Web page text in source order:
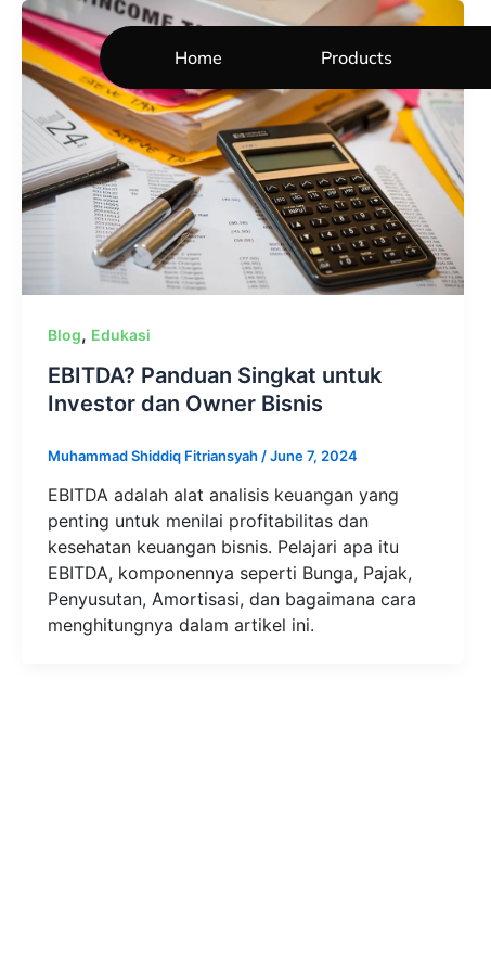
Skip
content
Home Products
Blog, Edukasi
EBITDA? Panduan Singkat untuk
Investor dan Owner Bisnis
Muhammad Shiddiq Fitriansyah /June 7, 2024
EBITDA adalah alat analisis keuangan yang
penting untuk menilai profitabilitas dan
kesehatan keuangan bisnis. Pelajari apa itu
EBITDA, komponennya seperti Bunga, Pajak,
Penyusutan, Amortisasi, dan bagaimana cara
menghitungnya dalam artikel ini.